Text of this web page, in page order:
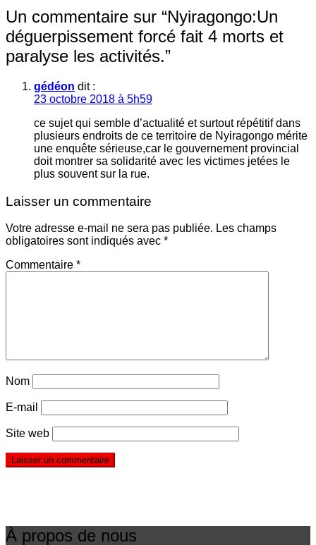
Un commentaire sur “Nyiragongo:Un
déguerpissement forcé fait 4 morts et
paralyse les activités.”
gédéon dit :
23 octobre 2018 à 5h59
ce sujet qui semble d’actualité et surtout répétitif dans
plusieurs endroits de ce territoire de Nyiragongo mérite
une enquête sérieuse,car le gouvernement provincial
doit montrer sa solidarité avec les victimes jetées le
plus souvent sur la rue.
Laisser un commentaire
Votre adresse e-mail ne sera pas publiée. Les champs
obligatoires sont indiqués avec *
Commentaire *
Nom
E-mail
Site web
À propos de nous